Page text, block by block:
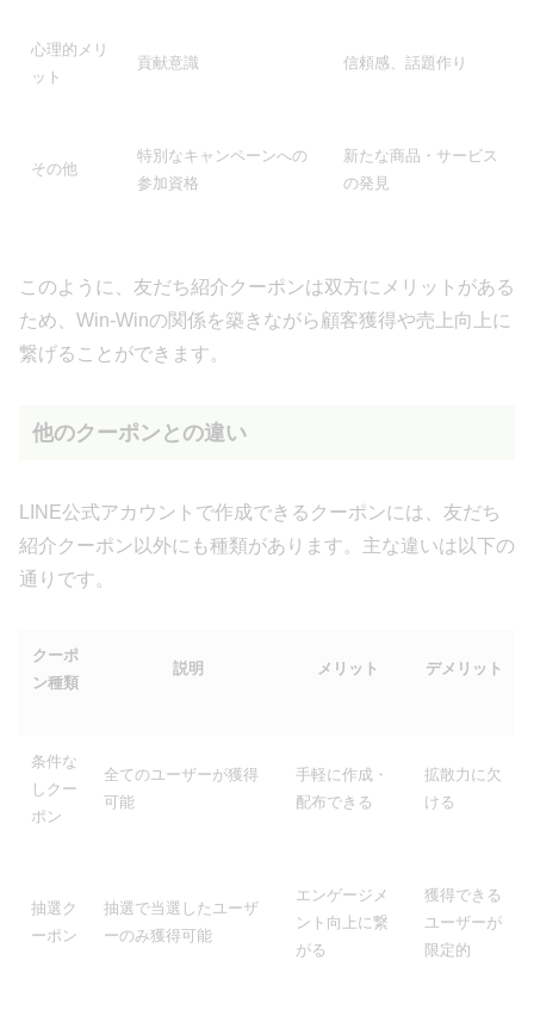
心理的メリ
ット
貢献意識 信頼感、話題作り
その他
特別なキャンペーンへの
参加資格
新たな商品・サービス
の発見
このように、友だち紹介クーポンは双方にメリットがある
ため、Win-Winの関係を築きながら顧客獲得や売上向上に
繋げることができます。
他のクーポンとの違い
LINE公式アカウントで作成できるクーポンには、友だち
紹介クーポン以外にも種類があります。主な違いは以下の
通りです。
クーポ
ン種類
説明 メリット デメリット
条件な
しクー
ポン
全てのユーザーが獲得
可能
手軽に作成・
配布できる
拡散力に欠
ける
抽選ク
ーポン
抽選で当選したユーザ
ーのみ獲得可能
エンゲージメ
ント向上に繋
がる
獲得できる
ユーザーが
限定的